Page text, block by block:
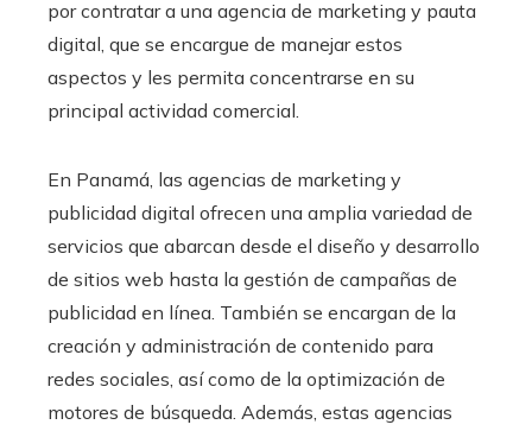
por contratar a una agencia de marketing y pauta
digital, que se encargue de manejar estos
aspectos y les permita concentrarse en su
principal actividad comercial.
En Panamá, las agencias de marketing y
publicidad digital ofrecen una amplia variedad de
servicios que abarcan desde el diseño y desarrollo
de sitios web hasta la gestión de campañas de
publicidad en línea. También se encargan de la
creación y administración de contenido para
redes sociales, así como de la optimización de
motores de búsqueda. Además, estas agencias